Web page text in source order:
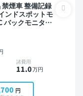
ンドスポットモ
バックモニター
諸費用
11.0万円
円